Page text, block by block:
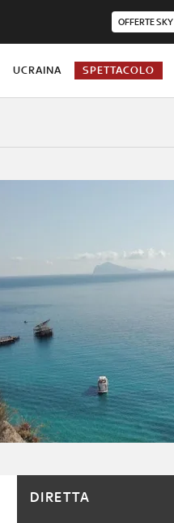
OFFERTE SKY
UCRAINA SPETTACOLO
DIRETTA